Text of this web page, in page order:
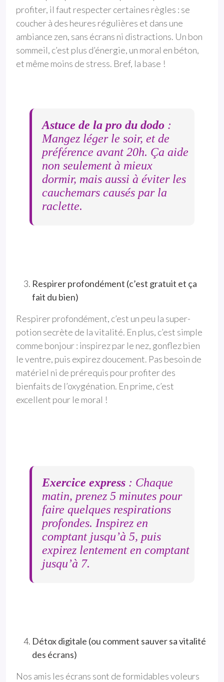
profiter, il faut respecter certaines règles : se
coucher à des heures régulières et dans une
ambiance zen, sans écrans ni distractions. Un bon
sommeil, c’est plus d’énergie, un moral en béton,
et même moins de stress. Bref, la base !
Astuce de la pro du dodo :
Mangez léger le soir, et de
préférence avant 20h. Ça aide
non seulement à mieux
dormir, mais aussi à éviter les
cauchemars causés par la
raclette.
Respirer profondément (c’est gratuit et ça
fait du bien)
Respirer profondément, c’est un peu la super-
potion secrète de la vitalité. En plus, c’est simple
comme bonjour : inspirez par le nez, gonflez bien
le ventre, puis expirez doucement. Pas besoin de
matériel ni de prérequis pour profiter des
bienfaits de l’oxygénation. En prime, c’est
excellent pour le moral !
Exercice express : Chaque
matin, prenez 5 minutes pour
faire quelques respirations
profondes. Inspirez en
comptant jusqu’à 5, puis
expirez lentement en comptant
jusqu’à 7.
Détox digitale (ou comment sauver sa vitalité
des écrans)
Nos amis les écrans sont de formidables voleurs